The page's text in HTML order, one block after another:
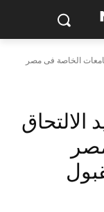
الخاصة فى مصر